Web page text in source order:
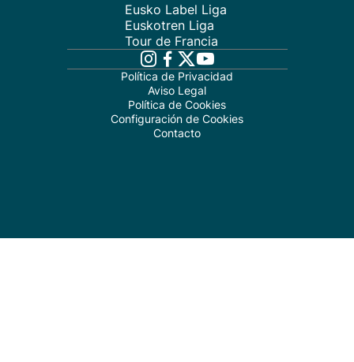
Eusko Label Liga
Euskotren Liga
Tour de Francia
Política de Privacidad
Aviso Legal
Política de Cookies
Configuración de Cookies
Contacto